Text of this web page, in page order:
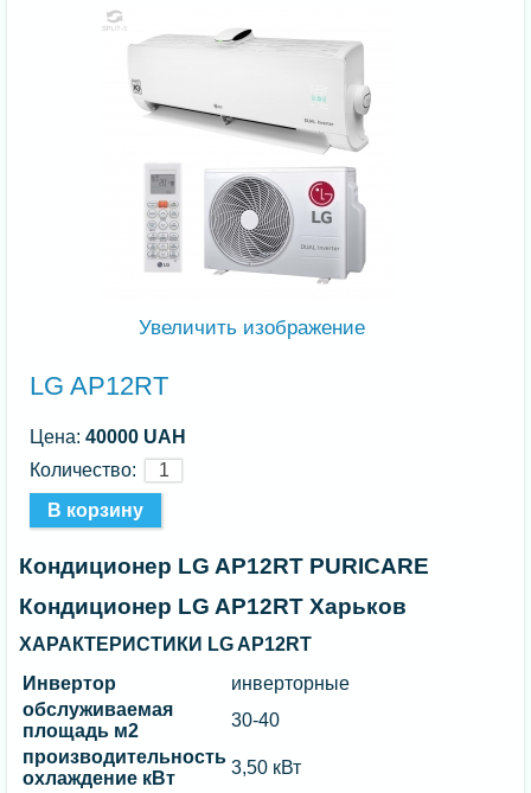
Увеличить изображение
LG AP12RT
Цена:40000 UAH
Количество:
Кондиционер LG AP12RT PURICARE
Кондиционер LG AP12RT Харьков
ХАРАКТЕРИСТИКИ LG AP12RT
Инвертор
инверторные
обслуживаемая
площадь м2
30-40
производительность
охлаждение кВт
3,50 кВт